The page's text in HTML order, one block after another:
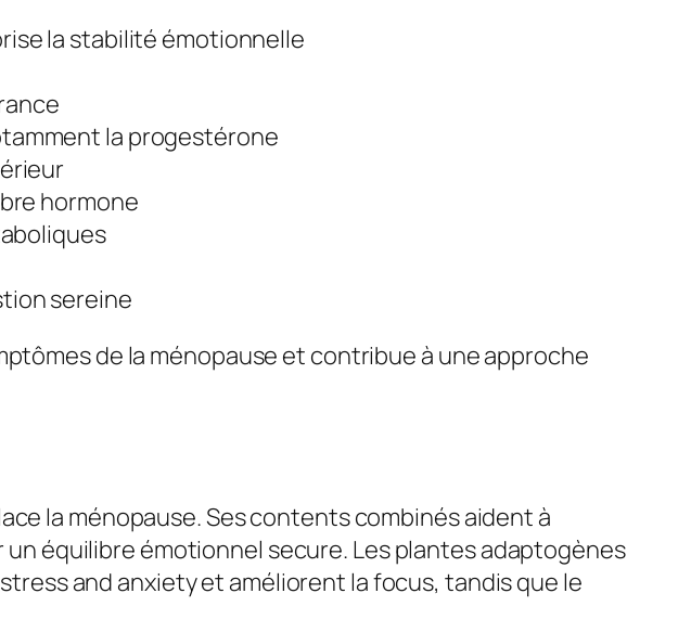
la stabilité émotionnelle
la progestérone
hormone
sereine
de la ménopause et contribue à une approche
la ménopause. Ses contents combinés aident à
équilibre émotionnel secure. Les plantes adaptogènes
and anxiety et améliorent la focus, tandis que le